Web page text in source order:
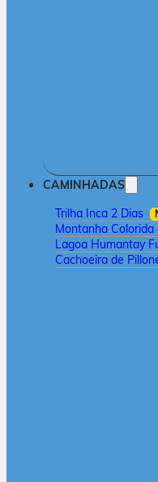
CAMINHADAS
Trilha Inca 2 Dias
Montanha Colorida
Lagoa Humantay
Cachoeira de